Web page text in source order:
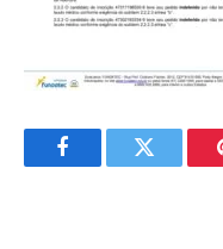
FacebookTwitter